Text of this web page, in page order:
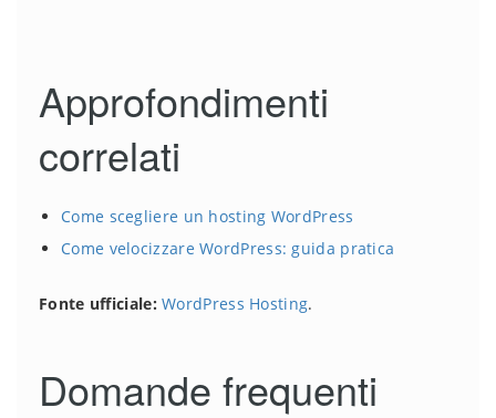
Approfondimenti
correlati
Come scegliere un hosting WordPress
Come velocizzare WordPress: guida pratica
Fonte ufficiale: WordPress Hosting.
Domande frequenti